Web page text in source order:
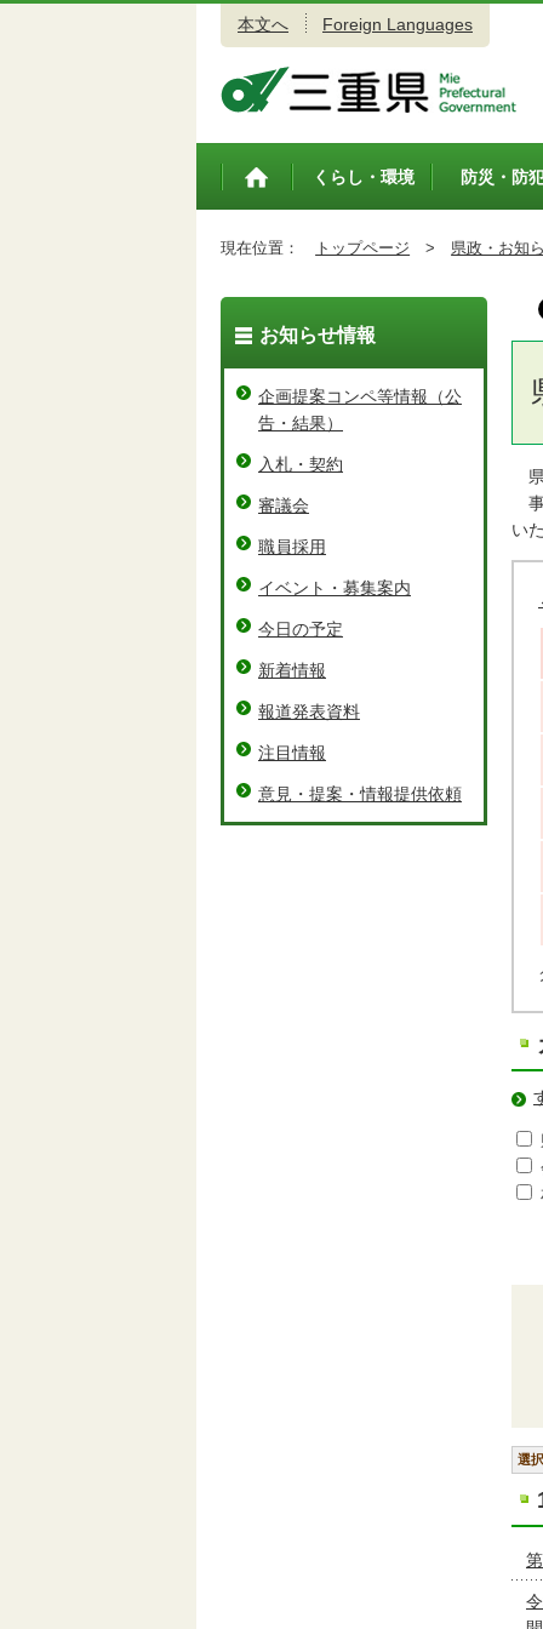
本文へ Foreign Languages
トップペ
くらし・環境 防災・防
現在位置： トップページ > 県政・お知
県
事
い
選
お知らせ情報
企画提案コンペ等情報（公
告・結果）
入札・契約
審議会
職員採用
イベント・募集案内
今日の予定
新着情報
報道発表資料
注目情報
意見・提案・情報提供依頼